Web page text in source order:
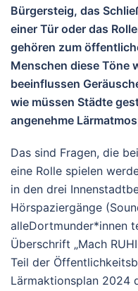
Bürgersteig, das
einer Tür oder das
gehören zum
Menschen diese Töne
beeinflussen
wie müssen Städte
angenehme
Das sind Fragen, die
eine Rolle spielen
in den drei
Hörspaziergänge
alleDortmunder*innen
Überschrift „Mach
Teil der
Lärmaktionsplan 2024